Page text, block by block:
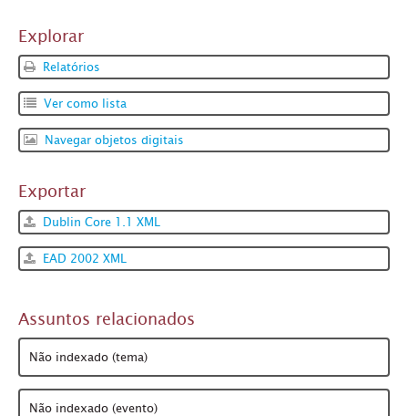
Explorar
Relatórios
Ver como lista
Navegar objetos digitais
Exportar
Dublin Core 1.1 XML
EAD 2002 XML
Assuntos relacionados
Não indexado (tema)
Não indexado (evento)